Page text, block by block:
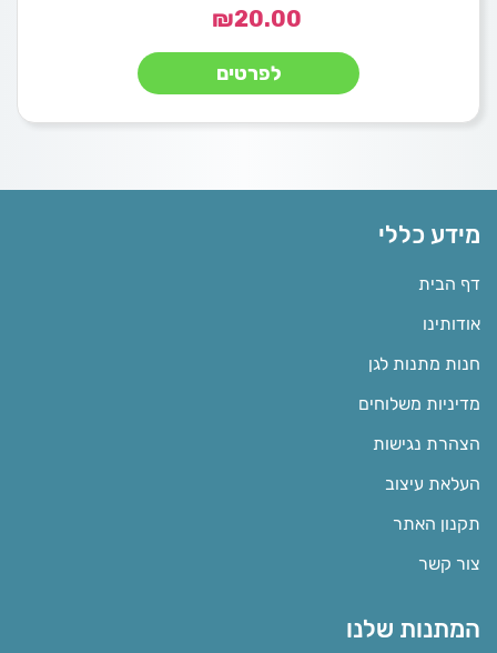
₪20.00
לפרטים
מידע כללי
דף הבית
אודותינו
חנות מתנות לגן
מדיניות משלוחים
הצהרת נגישות
העלאת עיצוב
תקנון האתר
צור קשר
המתנות שלנו